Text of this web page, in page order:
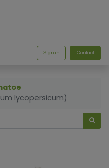
Sign in Contact
lycopersicum)